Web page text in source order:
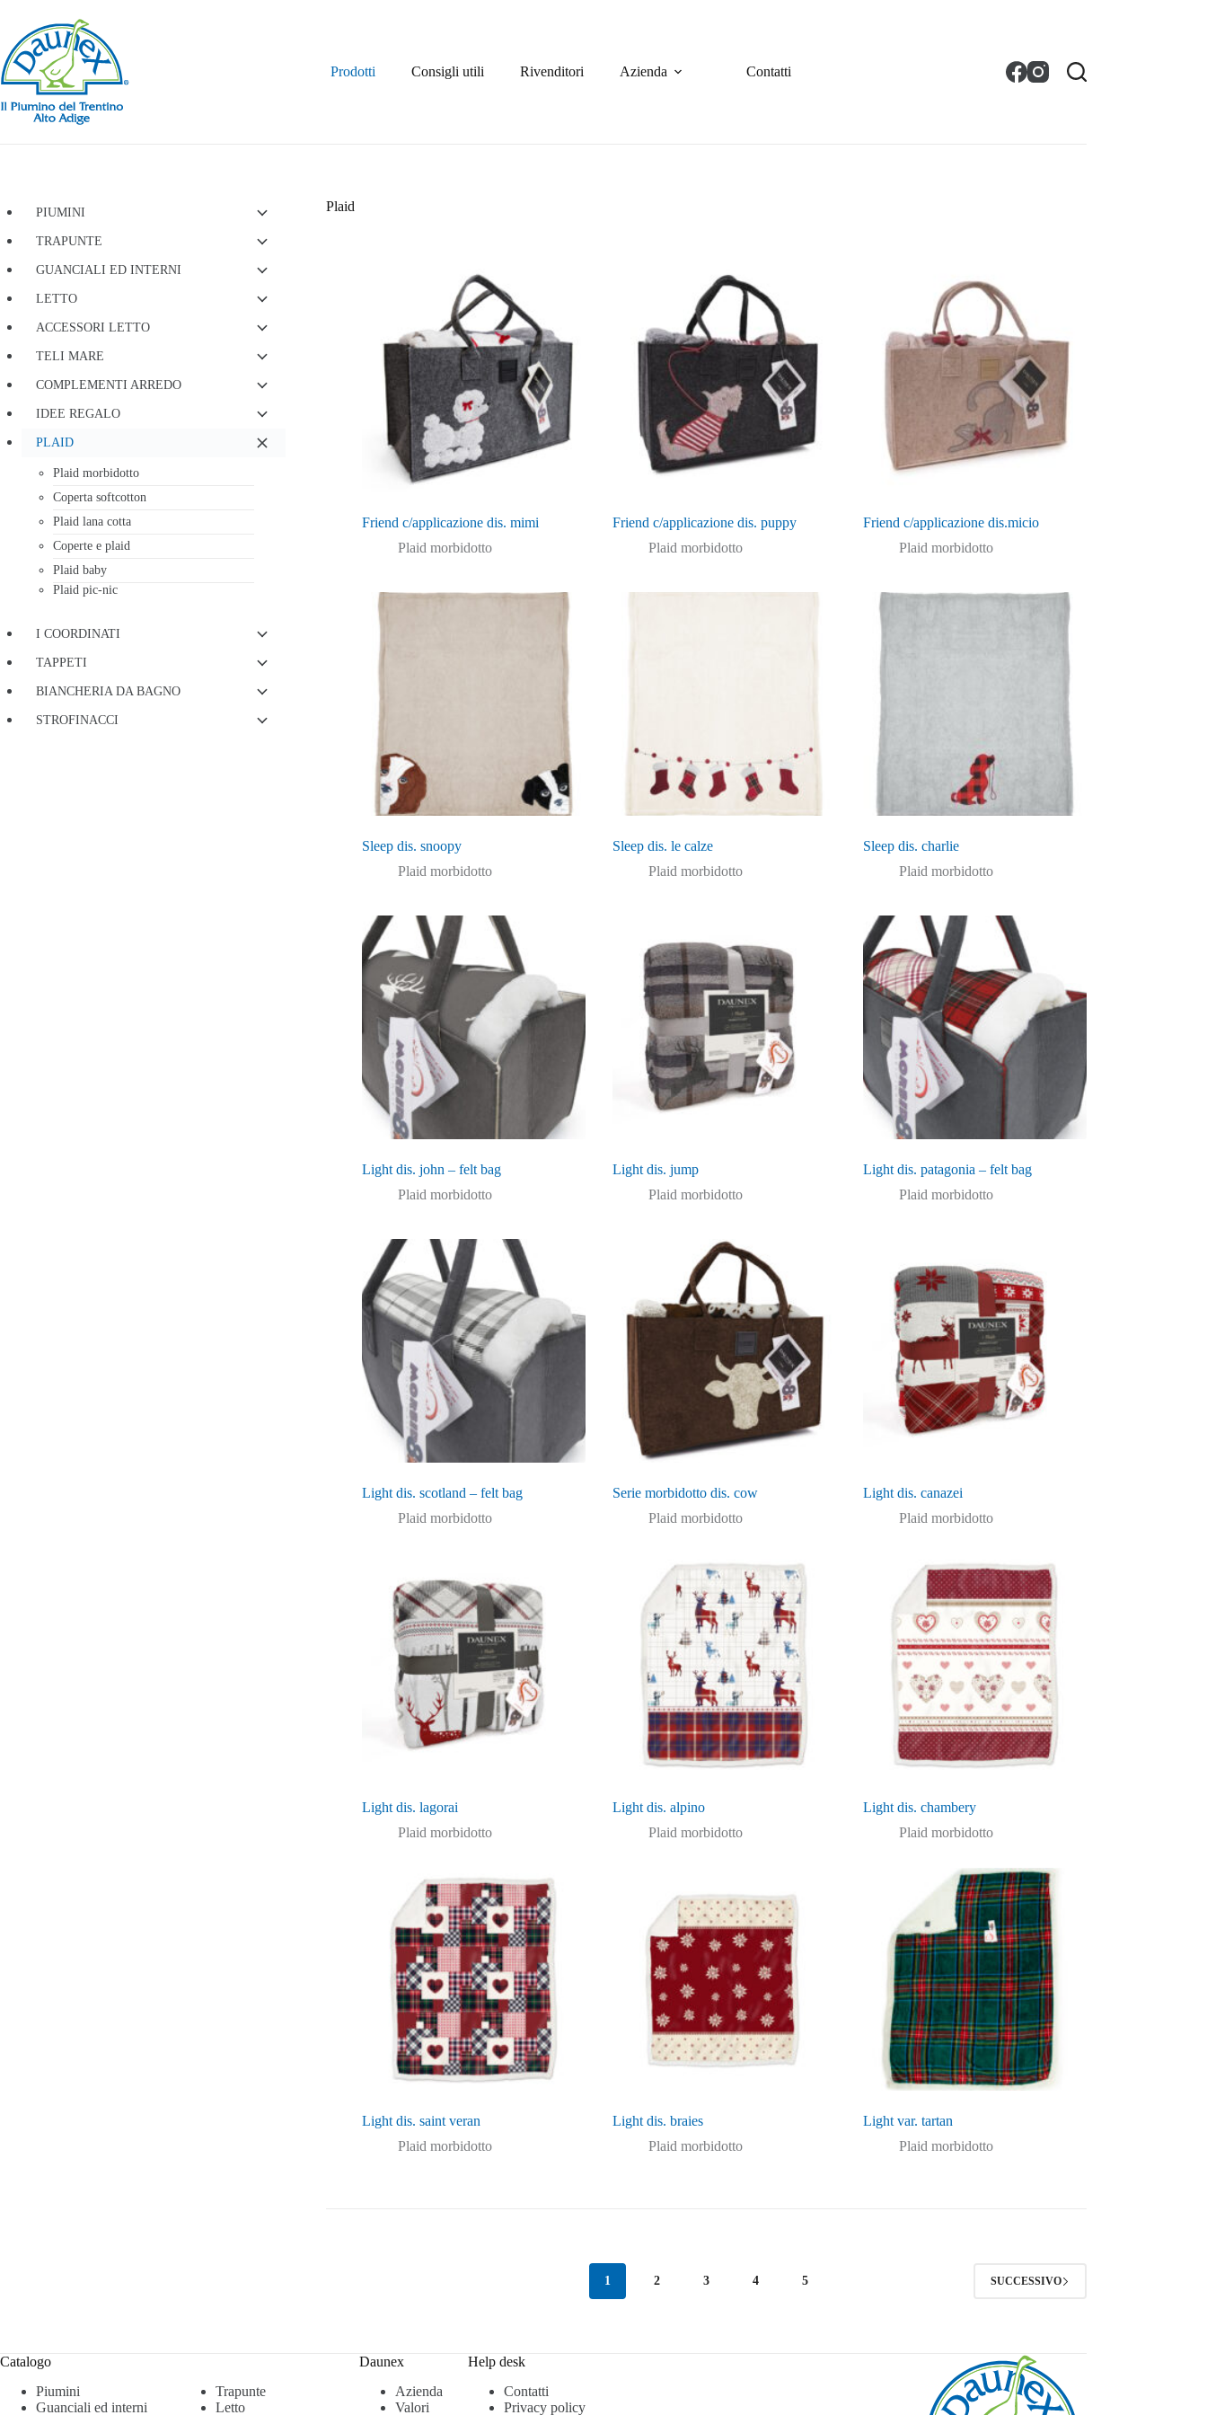
contenuto
Prodotti Consigli utili Rivenditori Azienda Contatti
Plaid
Friend c/applicazione dis. mimi
Plaid morbidotto
Friend c/applicazione dis. puppy
Plaid morbidotto
Friend c/applicazione dis.micio
Plaid morbidotto
Sleep dis. snoopy
Plaid morbidotto
Sleep dis. le calze
Plaid morbidotto
Sleep dis. charlie
Plaid morbidotto
Light dis. john – felt bag
Plaid morbidotto
Light dis. jump
Plaid morbidotto
Light dis. patagonia – felt bag
Plaid morbidotto
Light dis. scotland – felt bag
Plaid morbidotto
Serie morbidotto dis. cow
Plaid morbidotto
Light dis. canazei
Plaid morbidotto
Light dis. lagorai
Plaid morbidotto
Light dis. alpino
Plaid morbidotto
Light dis. chambery
Plaid morbidotto
Light dis. saint veran
Plaid morbidotto
Light dis. braies
Plaid morbidotto
Light var. tartan
Plaid morbidotto
1 2 3 4 5 SUCCESSIVO
PIUMINI
TRAPUNTE
GUANCIALI ED INTERNI
LETTO
ACCESSORI LETTO
TELI MARE
COMPLEMENTI ARREDO
IDEE REGALO
PLAID
Plaid morbidotto
Coperta softcotton
Plaid lana cotta
Coperte e plaid
Plaid baby
Plaid pic-nic
I COORDINATI
TAPPETI
BIANCHERIA DA BAGNO
STROFINACCI
Catalogo
Piumini
Trapunte
Guanciali ed interni
Letto
Daunex
Azienda
Valori
Help desk
Contatti
Privacy policy